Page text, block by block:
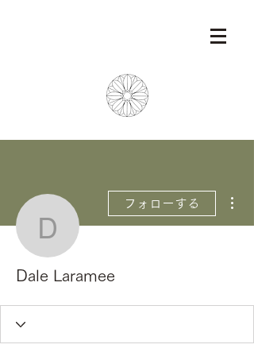
Dale Laramee
フォローする
Dale Laramee